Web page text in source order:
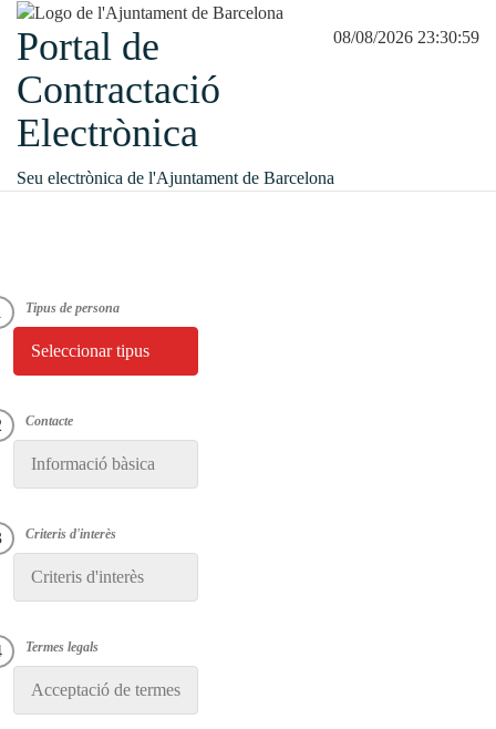
08/08/2026 23:30:59
Portal de
Contractació
Electrònica
Seu electrònica de l'Ajuntament de Barcelona
Seleccionar tipus
Informació bàsica
Criteris d'interès
Acceptació de termes